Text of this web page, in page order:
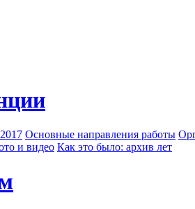
Основные направления работы
и видео Как это было: архив лет